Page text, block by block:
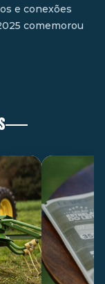
e conexões
comemorou